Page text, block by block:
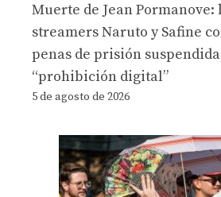
Muerte de Jean Pormanove:
streamers Naruto y Safine
penas de prisión
“prohibición digital”
5 de agosto de 2026